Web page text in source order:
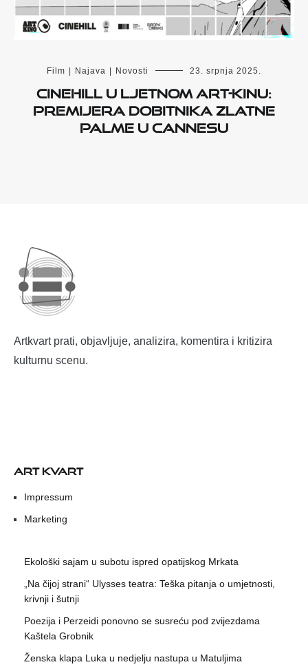
Film Najava Novosti 23. srpnja 2025.
Cinehill u Ljetnom Art-kinu:
Premijera dobitnika Zlatne
palme u Cannesu
Artkvart prati, objavljuje, analizira, komentira i kritizira
kulturnu scenu.
ART KVART
Impressum
Marketing
Ekološki sajam u subotu ispred opatijskog Mrkata
„Na čijoj strani“ Ulysses teatra: Teška pitanja o umjetnosti,
krivnji i šutnji
Poezija i Perzeidi ponovno se susreću pod zvijezdama
Kaštela Grobnik
Ženska klapa Luka u nedjelju nastupa u Matuljima